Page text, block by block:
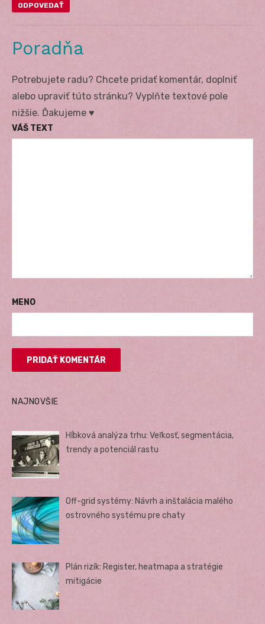
ODPOVEDAŤ
Poradňa
Potrebujete radu? Chcete pridať komentár, doplniť
alebo upraviť túto stránku? Vyplňte textové pole
nižšie. Ďakujeme ♥
VÁŠ TEXT
MENO
NAJNOVŠIE
Hĺbková analýza trhu: Veľkosť, segmentácia,
trendy a potenciál rastu
Off-grid systémy: Návrh a inštalácia malého
ostrovného systému pre chaty
Plán rizík: Register, heatmapa a stratégie
mitigácie